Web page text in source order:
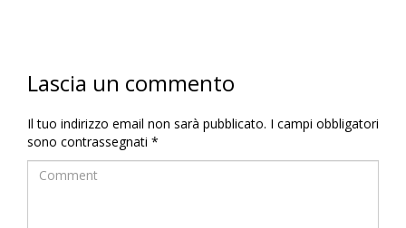
Lascia un commento
Il tuo indirizzo email non sarà pubblicato. I campi obbligatori
sono contrassegnati *